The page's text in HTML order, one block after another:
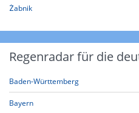
Żabnik
Regenradar für die
Baden-Württemberg
Bayern